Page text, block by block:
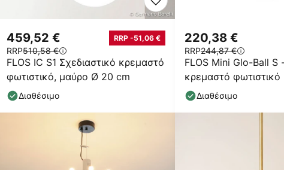
FLOS IC S1 Σχεδιαστικό κρεμαστό
φωτιστικό, μαύρο Ø 20 cm
459,52 € RRP -51,06 €
RRP510,58 €
Διαθέσιμο
FLOS Mini Glo-Ball S
κρεμαστό φωτιστικό
220,38 €
RRP244,87 €
Διαθέσιμο